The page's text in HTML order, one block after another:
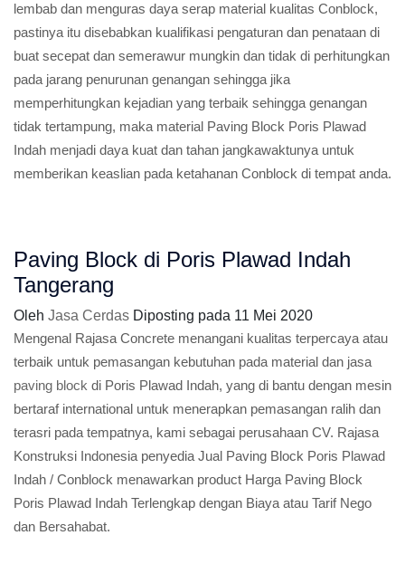
lembab dan menguras daya serap material kualitas Conblock,
pastinya itu disebabkan kualifikasi pengaturan dan penataan di
buat secepat dan semerawur mungkin dan tidak di perhitungkan
pada jarang penurunan genangan sehingga jika
memperhitungkan kejadian yang terbaik sehingga genangan
tidak tertampung, maka material Paving Block Poris Plawad
Indah menjadi daya kuat dan tahan jangkawaktunya untuk
memberikan keaslian pada ketahanan Conblock di tempat anda.
Paving Block di Poris Plawad Indah
Tangerang
Oleh Jasa Cerdas Diposting pada 11 Mei 2020
Mengenal Rajasa Concrete menangani kualitas terpercaya atau
terbaik untuk pemasangan kebutuhan pada material dan jasa
paving block di Poris Plawad Indah, yang di bantu dengan mesin
bertaraf international untuk menerapkan pemasangan ralih dan
terasri pada tempatnya, kami sebagai perusahaan CV. Rajasa
Konstruksi Indonesia penyedia Jual Paving Block Poris Plawad
Indah / Conblock menawarkan product Harga Paving Block
Poris Plawad Indah Terlengkap dengan Biaya atau Tarif Nego
dan Bersahabat.